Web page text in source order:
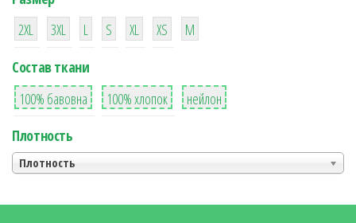
38
2XL
16
3XL
42
L
42
S
42
XL XS
М
Состав ткани
8
100% бавовна
36
100% хлопок
2
нейлон
Плотность
Плотность